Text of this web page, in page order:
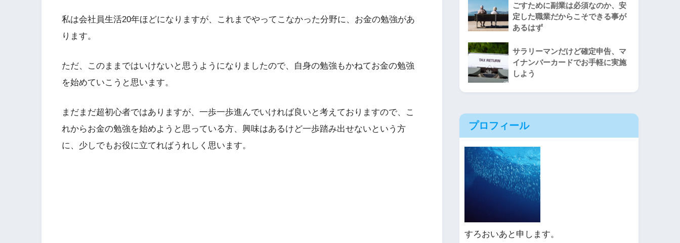
私は会社員生活20年ほどになりますが、これまでやってこなかった分野に、お金の勉強があ
ります。
ただ、このままではいけないと思うようになりましたので、自身の勉強もかねてお金の勉強
を始めていこうと思います。
まだまだ超初心者ではありますが、一歩一歩進んでいければ良いと考えておりますので、こ
れからお金の勉強を始めようと思っている方、興味はあるけど一歩踏み出せないという方
に、少しでもお役に立てればうれしく思います。
ごすために副業は必須なのか、安
定した職業だからこそできる事が
あるはず
サラリーマンだけど確定申告、マ
イナンバーカードでお手軽に実施
しよう
プロフィール
すろおいあと申します。